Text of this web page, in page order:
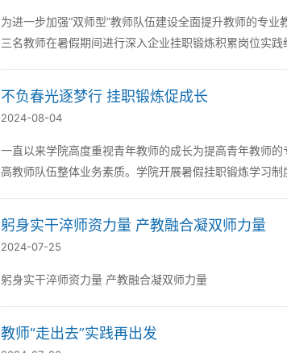
为进一步加强“双师型”教师队伍建设全面提升教师的专
三名教师在暑假期间进行深入企业挂职锻炼积累岗位实践经验。 此次挂职锻炼的企业为大连欧锐德金属科技有限公司在
不负春光逐梦行 挂职锻炼促成长
2024-08-04
一直以来学院高度重视青年教师的成长为提高青年教师
高教师队伍整体业务素质。学院开展暑假挂职锻炼学习
躬身实干淬师资力量 产教融合凝双师力量
2024-07-25
躬身实干淬师资力量 产教融合凝双师
教师“走出去”实践再出发